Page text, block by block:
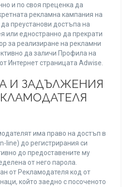
и по своя преценка да
рекламна кампания на
преустанови достъпа на
или едностранно да прекрати
за реализиране на рекламни
да заличи Профила на
Интернет страницата Adwise.
И ЗАДЪЛЖЕНИЯ
има право на достъп в
line) до регистрирания си
до предоставените му
от него парола.
от Рекламодателя код от
който заедно с посоченото